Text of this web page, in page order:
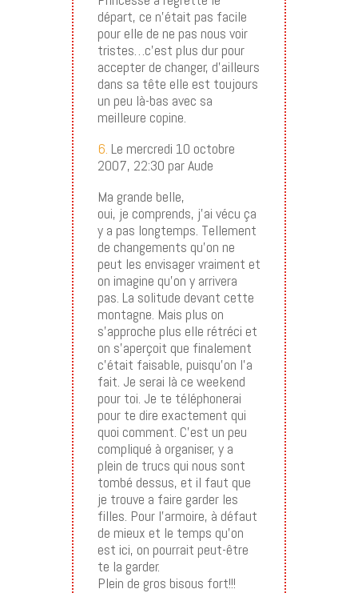
départ, ce n’était pas facile
pour elle de ne pas nous voir
tristes…c’est plus dur pour
accepter de changer, d’ailleurs
dans sa tête elle est toujours
un peu là-bas avec sa
meilleure copine.
6. Le mercredi 10 octobre
2007, 22:30 par Aude
Ma grande belle,
oui, je comprends, j’ai vécu ça
y a pas longtemps. Tellement
de changements qu’on ne
peut les envisager vraiment et
on imagine qu’on y arrivera
pas. La solitude devant cette
montagne. Mais plus on
s’approche plus elle rétréci et
on s’aperçoit que finalement
c’était faisable, puisqu’on l’a
fait. Je serai là ce weekend
pour toi. Je te téléphonerai
pour te dire exactement qui
quoi comment. C’est un peu
compliqué à organiser, y a
plein de trucs qui nous sont
tombé dessus, et il faut que
je trouve a faire garder les
filles. Pour l’armoire, à défaut
de mieux et le temps qu’on
est ici, on pourrait peut-être
te la garder.
Plein de gros bisous fort!!!